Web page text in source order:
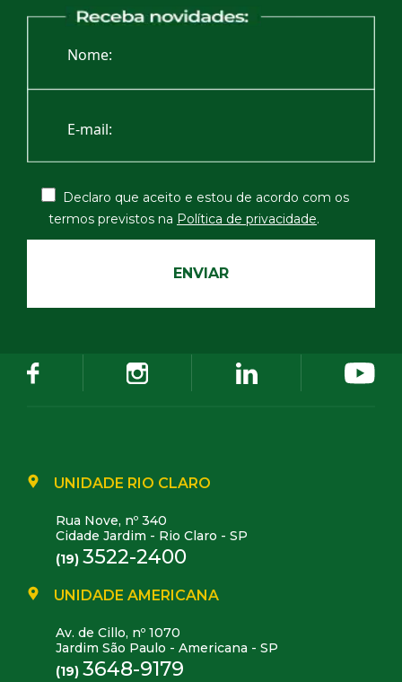
Declaro que aceito e estou de acordo com os
termos previstos na Política de privacidade.
UNIDADE RIO CLARO
Rua Nove, nº 340
Cidade Jardim - Rio Claro - SP
(19) 3522-2400
UNIDADE AMERICANA
Av. de Cillo, nº 1070
Jardim São Paulo - Americana - SP
(19) 3648-9179